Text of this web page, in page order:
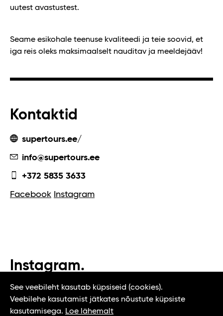
uutest avastustest.
Seame esikohale teenuse kvaliteedi ja teie soovid, et
iga reis oleks maksimaalselt nauditav ja meeldejääv!
Kontaktid
supertours.ee/
info@supertours.ee
+372 5835 3633
Facebook Instagram
Instagram.
#t1tallinn #tasteoftallinn
See veebileht kasutab küpsiseid (cookies).
Veebilehe kasutamist jätkates nõustute küpsiste
kasutamisega. Loe lähemalt